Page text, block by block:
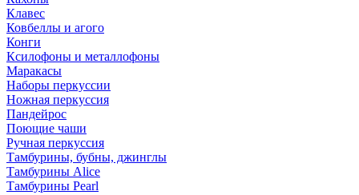
Клавес
Ковбеллы и агого
Конги
Ксилофоны и металлофоны
Маракасы
Наборы перкуссии
Ножная перкуссия
Пандейрос
Поющие чаши
Ручная перкуссия
Тамбурины, бубны, джинглы
Тамбурины Alice
Тамбурины Pearl